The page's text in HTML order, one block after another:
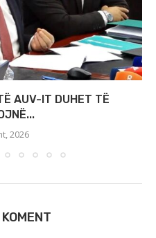
AUV-IT DUHET TË
2026